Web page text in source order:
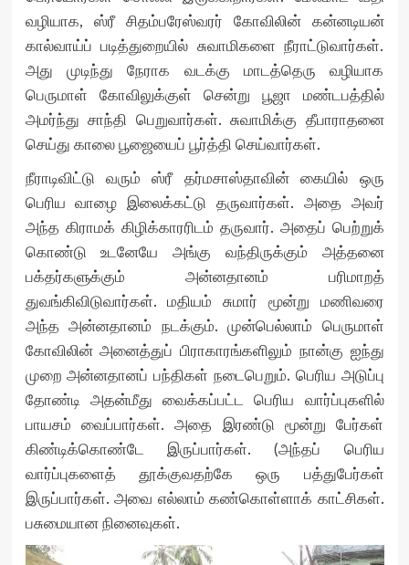
வழியாக, ஸ்ரீ சிதம்பரேஸ்வரர் கோவிலின் கன்னடியன்
கால்வாய்ப் படித்துறையில் சுவாமிகளை நீராட்டுவார்கள்.
அது முடிந்து நேராக வடக்கு மாடத்தெரு வழியாக
பெருமாள் கோவிலுக்குள் சென்று பூஜா மண்டபத்தில்
அமர்ந்து சாந்தி பெறுவார்கள். சுவாமிக்கு தீபாராதனை
செய்து காலை பூஜையைப் பூர்த்தி செய்வார்கள்.
நீராடிவிட்டு வரும் ஸ்ரீ தர்மசாஸ்தாவின் கையில் ஒரு
பெரிய வாழை இலைக்கட்டு தருவார்கள். அதை அவர்
அந்த கிராமக் கிழிக்காரரிடம் தருவார். அதைப் பெற்றுக்
கொண்டு உடனேயே அங்கு வந்திருக்கும் அத்தனை
பக்தர்களுக்கும் அன்னதானம் பரிமாறத்
துவங்கிவிடுவார்கள். மதியம் சுமார் மூன்று மணிவரை
அந்த அன்னதானம் நடக்கும். முன்பெல்லாம் பெருமாள்
கோவிலின் அனைத்துப் பிராகாரங்களிலும் நான்கு ஐந்து
முறை அன்னதானப் பந்திகள் நடைபெறும். பெரிய அடுப்பு
தோண்டி அதன்மீது வைக்கப்பட்ட பெரிய வார்ப்புகளில்
பாயசம் வைப்பார்கள். அதை இரண்டு மூன்று பேர்கள்
கிண்டிக்கொண்டே இருப்பார்கள். (அந்தப் பெரிய
வார்ப்புகளைத் தூக்குவதற்கே ஒரு பத்துபேர்கள்
இருப்பார்கள். அவை எல்லாம் கண்கொள்ளாக் காட்சிகள்.
பசுமையான நினைவுகள்.